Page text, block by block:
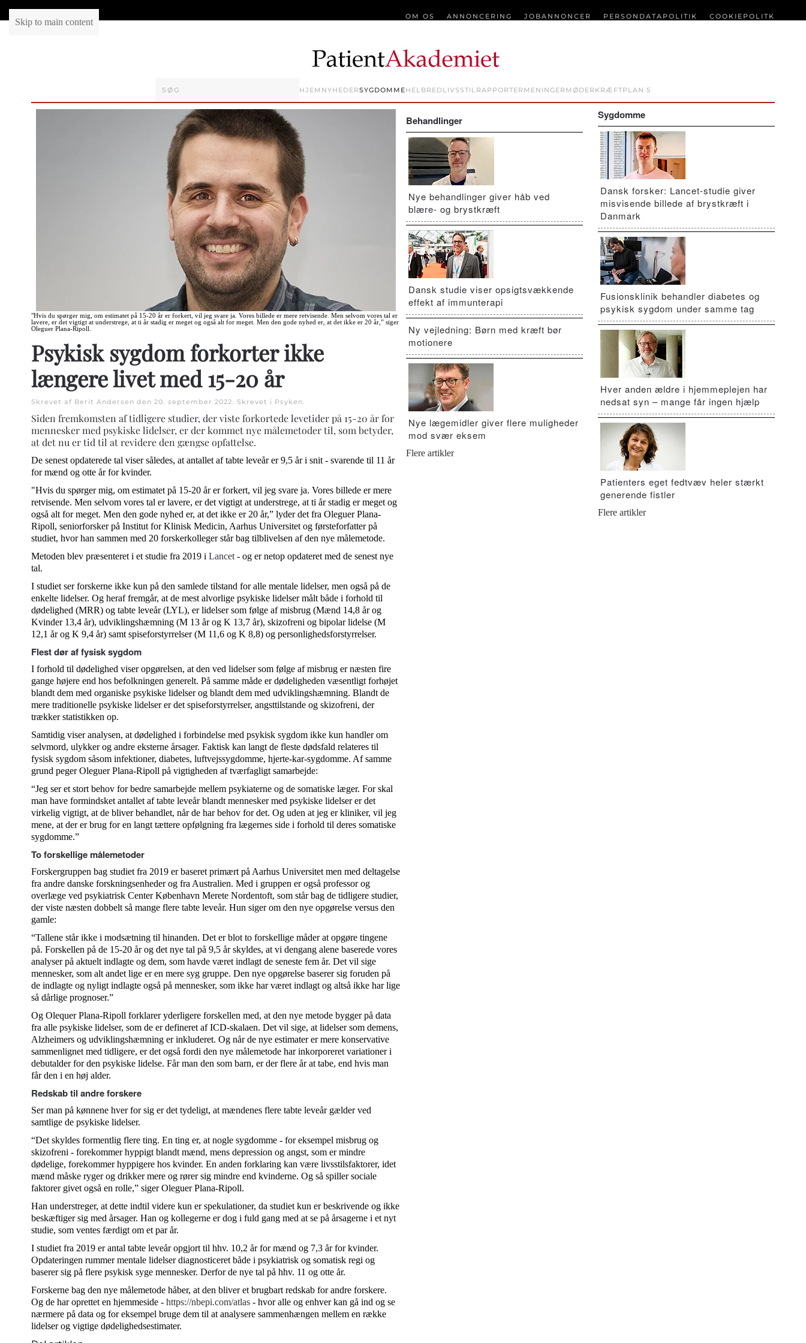
Skip to main content
OM OS ANNONCERING JOBANNONCER PERSONDATAPOLITIK COOKIEPOLITK
HJEM NYHEDERSYGDOMMEHELBREDLIVSSTILRAPPORTER MENINGER MØDER KRÆFTPLAN 5
"Hvis du spørger mig, om estimatet på 15-20 år er forkert, vil jeg svare ja. Vores billede er mere retvisende. Men selvom vores tal er
lavere, er det vigtigt at understrege, at ti år stadig er meget og også alt for meget. Men den gode nyhed er, at det ikke er 20 år,” siger
Oleguer Plana-Ripoll.
Psykisk sygdom forkorter ikke
længere livet med 15-20 år
Skrevet af Berit Andersen den 20. september 2022. Skrevet i Psyken.
Siden fremkomsten af tidligere studier, der viste forkortede levetider på 15-20 år for
mennesker med psykiske lidelser, er der kommet nye målemetoder til, som betyder,
at det nu er tid til at revidere den gængse opfattelse.
De senest opdaterede tal viser således, at antallet af tabte leveår er 9,5 år i snit - svarende til 11 år
for mænd og otte år for kvinder.
"Hvis du spørger mig, om estimatet på 15-20 år er forkert, vil jeg svare ja. Vores billede er mere
retvisende. Men selvom vores tal er lavere, er det vigtigt at understrege, at ti år stadig er meget og
også alt for meget. Men den gode nyhed er, at det ikke er 20 år,” lyder det fra Oleguer Plana-
Ripoll, seniorforsker på Institut for Klinisk Medicin, Aarhus Universitet og førsteforfatter på
studiet, hvor han sammen med 20 forskerkolleger står bag tilblivelsen af den nye målemetode.
Metoden blev præsenteret i et studie fra 2019 i Lancet - og er netop opdateret med de senest nye
tal.
I studiet ser forskerne ikke kun på den samlede tilstand for alle mentale lidelser, men også på de
enkelte lidelser. Og heraf fremgår, at de mest alvorlige psykiske lidelser målt både i forhold til
dødelighed (MRR) og tabte leveår (LYL), er lidelser som følge af misbrug (Mænd 14,8 år og
Kvinder 13,4 år), udviklingshæmning (M 13 år og K 13,7 år), skizofreni og bipolar lidelse (M
12,1 år og K 9,4 år) samt spiseforstyrrelser (M 11,6 og K 8,8) og personlighedsforstyrrelser.
Flest dør af fysisk sygdom
I forhold til dødelighed viser opgørelsen, at den ved lidelser som følge af misbrug er næsten fire
gange højere end hos befolkningen generelt. På samme måde er dødeligheden væsentligt forhøjet
blandt dem med organiske psykiske lidelser og blandt dem med udviklingshæmning. Blandt de
mere traditionelle psykiske lidelser er det spiseforstyrrelser, angsttilstande og skizofreni, der
trækker statistikken op.
Samtidig viser analysen, at dødelighed i forbindelse med psykisk sygdom ikke kun handler om
selvmord, ulykker og andre eksterne årsager. Faktisk kan langt de fleste dødsfald relateres til
fysisk sygdom såsom infektioner, diabetes, luftvejssygdomme, hjerte-kar-sygdomme. Af samme
grund peger Oleguer Plana-Ripoll på vigtigheden af tværfagligt samarbejde:
“Jeg ser et stort behov for bedre samarbejde mellem psykiaterne og de somatiske læger. For skal
man have formindsket antallet af tabte leveår blandt mennesker med psykiske lidelser er det
virkelig vigtigt, at de bliver behandlet, når de har behov for det. Og uden at jeg er kliniker, vil jeg
mene, at der er brug for en langt tættere opfølgning fra lægernes side i forhold til deres somatiske
sygdomme.”
To forskellige målemetoder
Forskergruppen bag studiet fra 2019 er baseret primært på Aarhus Universitet men med deltagelse
fra andre danske forskningsenheder og fra Australien. Med i gruppen er også professor og
overlæge ved psykiatrisk Center København Merete Nordentoft, som står bag de tidligere studier,
der viste næsten dobbelt så mange flere tabte leveår. Hun siger om den nye opgørelse versus den
gamle:
“Tallene står ikke i modsætning til hinanden. Det er blot to forskellige måder at opgøre tingene
på. Forskellen på de 15-20 år og det nye tal på 9,5 år skyldes, at vi dengang alene baserede vores
analyser på aktuelt indlagte og dem, som havde været indlagt de seneste fem år. Det vil sige
mennesker, som alt andet lige er en mere syg gruppe. Den nye opgørelse baserer sig foruden på
de indlagte og nyligt indlagte også på mennesker, som ikke har været indlagt og altså ikke har lige
så dårlige prognoser.”
Og Olequer Plana-Ripoll forklarer yderligere forskellen med, at den nye metode bygger på data
fra alle psykiske lidelser, som de er defineret af ICD-skalaen. Det vil sige, at lidelser som demens,
Alzheimers og udviklingshæmning er inkluderet. Og når de nye estimater er mere konservative
sammenlignet med tidligere, er det også fordi den nye målemetode har inkorporeret variationer i
debutalder for den psykiske lidelse. Får man den som barn, er der flere år at tabe, end hvis man
får den i en høj alder.
Redskab til andre forskere
Ser man på kønnene hver for sig er det tydeligt, at mændenes flere tabte leveår gælder ved
samtlige de psykiske lidelser.
“Det skyldes formentlig flere ting. En ting er, at nogle sygdomme - for eksempel misbrug og
skizofreni - forekommer hyppigt blandt mænd, mens depression og angst, som er mindre
dødelige, forekommer hyppigere hos kvinder. En anden forklaring kan være livsstilsfaktorer, idet
mænd måske ryger og drikker mere og rører sig mindre end kvinderne. Og så spiller sociale
faktorer givet også en rolle,” siger Oleguer Plana-Ripoll.
Han understreger, at dette indtil videre kun er spekulationer, da studiet kun er beskrivende og ikke
beskæftiger sig med årsager. Han og kollegerne er dog i fuld gang med at se på årsagerne i et nyt
studie, som ventes færdigt om et par år.
I studiet fra 2019 er antal tabte leveår opgjort til hhv. 10,2 år for mænd og 7,3 år for kvinder.
Opdateringen rummer mentale lidelser diagnosticeret både i psykiatrisk og somatisk regi og
baserer sig på flere psykisk syge mennesker. Derfor de nye tal på hhv. 11 og otte år.
Forskerne bag den nye målemetode håber, at den bliver et brugbart redskab for andre forskere.
Og de har oprettet en hjemmeside - https://nbepi.com/atlas - hvor alle og enhver kan gå ind og se
nærmere på data og for eksempel bruge dem til at analysere sammenhængen mellem en række
lidelser og vigtige dødelighedsestimater.
Behandlinger
Nye behandlinger giver håb ved
blære- og brystkræft
Dansk studie viser opsigtsvækkende
effekt af immunterapi
Ny vejledning: Børn med kræft bør
motionere
Nye lægemidler giver flere muligheder
mod svær eksem
Flere artikler
Sygdomme
Dansk forsker: Lancet-studie giver
misvisende billede af brystkræft i
Danmark
Fusionsklinik behandler diabetes og
psykisk sygdom under samme tag
Hver anden ældre i hjemmeplejen har
nedsat syn – mange får ingen hjælp
Patienters eget fedtvæv heler stærkt
generende fistler
Flere artikler